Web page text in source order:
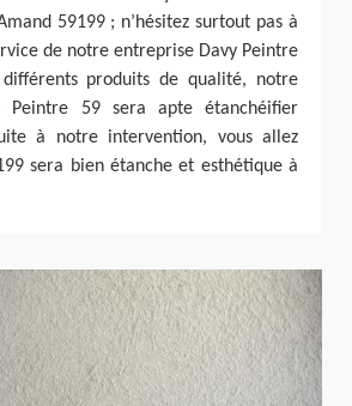
59199 ; n’hésitez surtout pas à
de notre entreprise Davy Peintre
produits de qualité, notre
Peintre 59 sera apte étanchéifier
à notre intervention, vous allez
sera bien étanche et esthétique à